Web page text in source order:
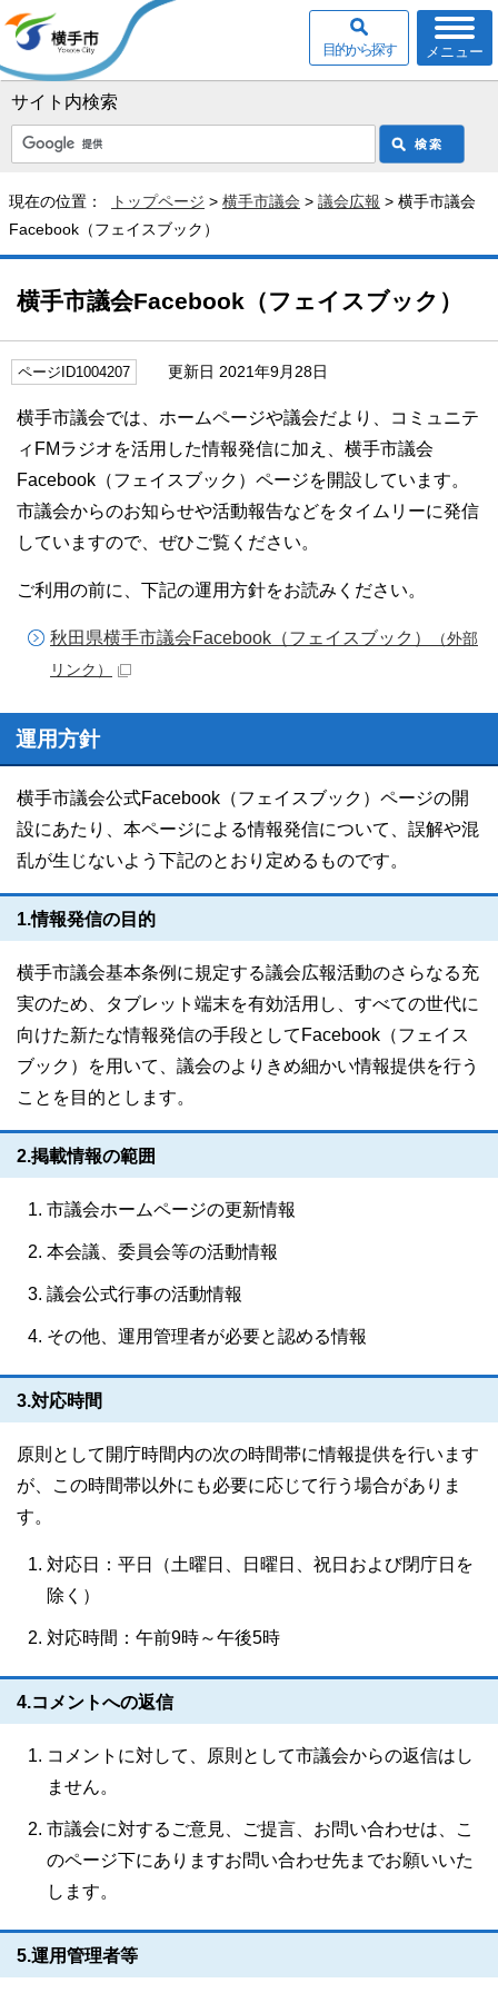
サイト内検索
メニュー
目的から探す
現在の位置： トップページ > 横手市議会 > 議会広報 > 横手市議会
Facebook（フェイスブック）
横手市議会Facebook（フェイスブック）
ページID1004207 更新日 2021年9月28日
横手市議会では、ホームページや議会だより、コミュニテ
ィFMラジオを活用した情報発信に加え、横手市議会
Facebook（フェイスブック）ページを開設しています。
市議会からのお知らせや活動報告などをタイムリーに発信
していますので、ぜひご覧ください。
ご利用の前に、下記の運用方針をお読みください。
秋田県横手市議会Facebook（フェイスブック）
（外部
リンク）
運用方針
横手市議会公式Facebook（フェイスブック）ページの開
設にあたり、本ページによる情報発信について、誤解や混
乱が生じないよう下記のとおり定めるものです。
1.情報発信の目的
横手市議会基本条例に規定する議会広報活動のさらなる充
実のため、タブレット端末を有効活用し、すべての世代に
向けた新たな情報発信の手段としてFacebook（フェイス
ブック）を用いて、議会のよりきめ細かい情報提供を行う
ことを目的とします。
2.掲載情報の範囲
市議会ホームページの更新情報
本会議、委員会等の活動情報
議会公式行事の活動情報
その他、運用管理者が必要と認める情報
3.対応時間
原則として開庁時間内の次の時間帯に情報提供を行います
が、この時間帯以外にも必要に応じて行う場合がありま
す。
対応日：平日（土曜日、日曜日、祝日および閉庁日を
除く）
対応時間：午前9時～午後5時
4.コメントへの返信
コメントに対して、原則として市議会からの返信はし
ません。
市議会に対するご意見、ご提言、お問い合わせは、こ
のページ下にありますお問い合わせ先までお願いいた
します。
5.運用管理者等